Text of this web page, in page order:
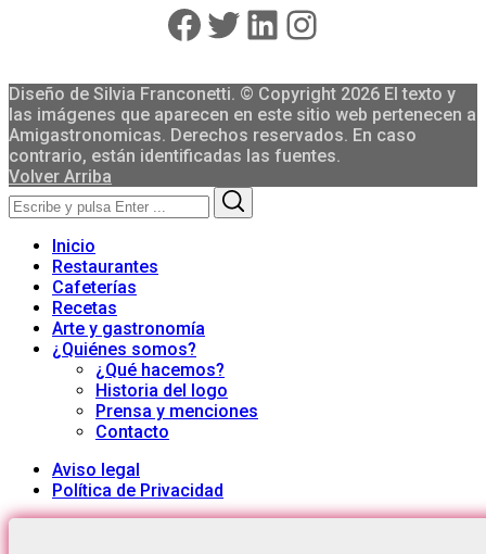
Facebook
Twitter
LinkedIn
Instagram
Diseño de Silvia Franconetti. © Copyright 2026 El texto y
las imágenes que aparecen en este sitio web pertenecen a
Amigastronomicas. Derechos reservados. En caso
contrario, están identificadas las fuentes.
Volver Arriba
Search
for:
Inicio
Restaurantes
Cafeterías
Recetas
Arte y gastronomía
¿Quiénes somos?
¿Qué hacemos?
Historia del logo
Prensa y menciones
Contacto
Aviso legal
Política de Privacidad